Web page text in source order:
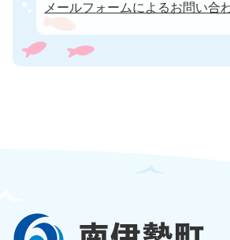
メールフォームによるお問い合